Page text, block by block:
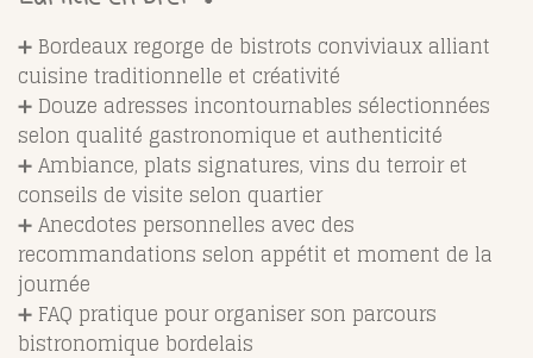
➕ Bordeaux regorge de bistrots conviviaux alliant
cuisine traditionnelle et créativité
➕ Douze adresses incontournables sélectionnées
selon qualité gastronomique et authenticité
➕ Ambiance, plats signatures, vins du terroir et
conseils de visite selon quartier
➕ Anecdotes personnelles avec des
recommandations selon appétit et moment de la
journée
➕ FAQ pratique pour organiser son parcours
bistronomique bordelais